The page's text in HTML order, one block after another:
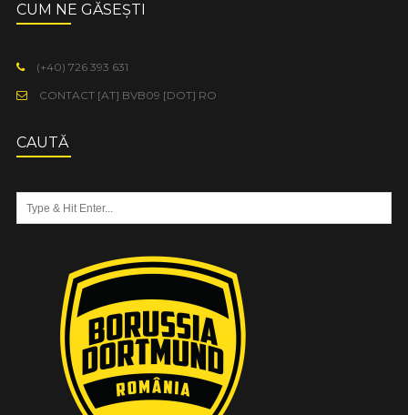
CUM NE GĂSEȘTI
(+40) 726 393 631
CONTACT [AT] BVB09 [DOT] RO
CAUTĂ